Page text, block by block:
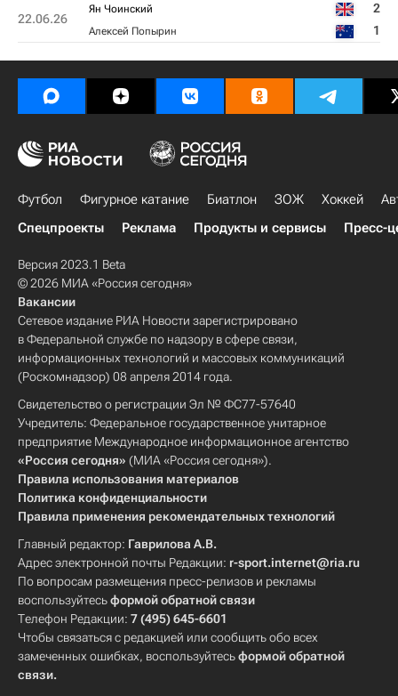
22.06.26
Ян Чоинский 2
Алексей Попырин 1
Футбол Фигурное катание Биатлон ЗОЖ Хоккей
Спецпроекты
Реклама Продукты и сервисы Пресс-
Версия 2023.1 Beta
© 2026 МИА «Россия сегодня»
Вакансии
Сетевое издание РИА Новости зарегистрировано
в Федеральной службе по надзору в сфере связи,
информационных технологий и массовых коммуникаций
(Роскомнадзор) 08 апреля 2014 года.
Свидетельство о регистрации Эл № ФС77-57640
Учредитель: Федеральное государственное унитарное
предприятие Международное информационное агентство
«Россия сегодня» (МИА «Россия сегодня»).
Правила использования материалов
Политика конфиденциальности
Правила применения рекомендательных технологий
Главный редактор: Гаврилова А.В.
Адрес электронной почты Редакции: r-sport.internet@ria.ru
По вопросам размещения пресс-релизов и рекламы
воспользуйтесьформой обратной связи
Телефон Редакции: 7 (495) 645-6601
Чтобы связаться с редакцией или сообщить обо всех
замеченных ошибках, воспользуйтесьформой обратной
связи.